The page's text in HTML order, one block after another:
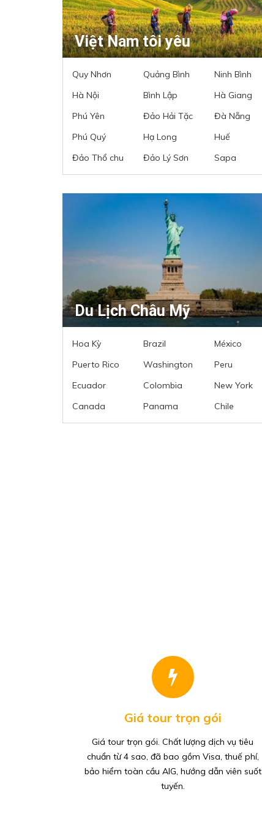
Việt Nam tôi yêu
Quy Nhơn Quảng Bình
Ninh Bình
Hà Nội
Bình Lập
Hà Giang
Phú Yên
Đảo Hải Tặc
Đà Nẵng
Phú Quý
Hạ Long
Huế
Đảo Thổ chu
Đảo Lý Sơn Sapa
Du Lịch Châu Mỹ
Hoa Kỳ Brazil
México
Puerto Rico
Washington
Peru
Ecuador
Colombia
New York
Canada
Panama Chile
Giá tour trọn gói
Giá tour trọn gói. Chất lượng dịch vụ tiêu
chuẩn từ 4 sao, đã bao gồm Visa, thuế phí,
bảo hiểm toàn cầu AIG, hướng dẫn viên suốt
tuyến.